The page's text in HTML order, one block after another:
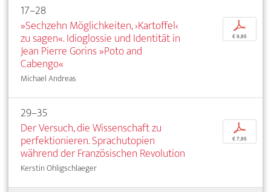
17–28
»Sechzehn Möglichkeiten, ›Kartoffel‹
zu sagen«. Idioglossie und Identität in
Jean Pierre Gorins »Poto and
Cabengo«
Michael Andreas
p
€ 9,95
29–35
Der Versuch, die Wissenschaft zu
perfektionieren. Sprachutopien
während der Französischen Revolution
Kerstin Ohligschlaeger
p
€ 7,95